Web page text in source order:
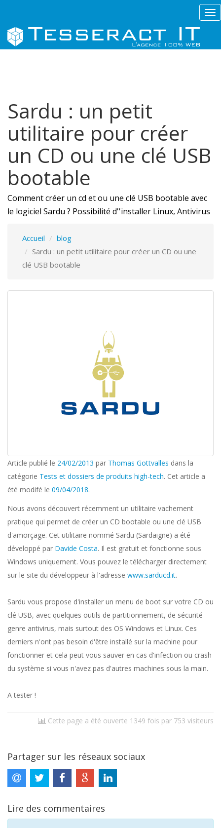
Sardu : un petit
utilitaire pour créer
un CD ou une clé USB
bootable
Comment créer un cd et ou une clé USB bootable avec
le logiciel Sardu ? Possibilité d''installer Linux, Antivirus
Accueil
blog
Sardu : un petit utilitaire pour créer un CD ou une
clé USB bootable
Article publié le 24/02/2013 par Thomas Gottvalles dans la
catégorie Tests et dossiers de produits high-tech. Cet article a
été modifé le 09/04/2018.
Nous avons découvert récemment un utilitaire vachement
pratique qui permet de créer un CD bootable ou une clé USB
d'amorçage. Cet utilitaire nommé Sardu (Sardaigne) a été
développé par Davide Costa. Il est gratuit et fonctionne sous
Windows uniquement. Vous pouvez le télécharger directement
sur le site du développeur à l'adresse www.sarducd.it.
Sardu vous propose d'installer un menu de boot sur votre CD ou
clé USB, avec quelques outils de partitionnement, de sécurité
genre antivirus, mais surtout des OS Windows et Linux. Ces
derniers n'ont pas besoin d'être installé sur la machine pour
fonctionner et cela peut vous sauver en cas d'infection ou crash
du système si vous n'avez pas d'autres machines sous la main.
A tester !
Cette page a été ouverte 1349 fois par 753 visiteurs
Partager sur les réseaux sociaux
Lire des commentaires